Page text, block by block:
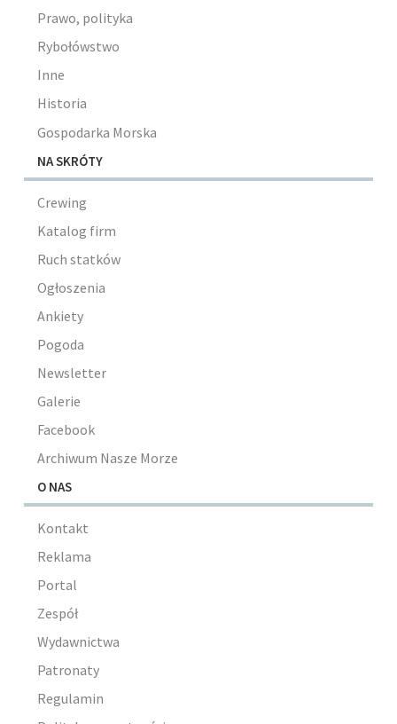
Prawo, polityka
Rybołówstwo
Inne
Historia
Gospodarka Morska
NA SKRÓTY
Crewing
Katalog firm
Ruch statków
Ogłoszenia
Ankiety
Pogoda
Newsletter
Galerie
Facebook
Archiwum Nasze Morze
O NAS
Kontakt
Reklama
Portal
Zespół
Wydawnictwa
Patronaty
Regulamin